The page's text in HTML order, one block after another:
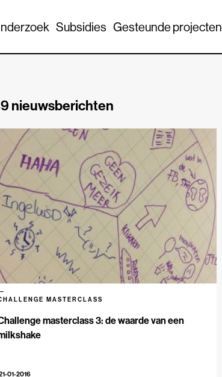
Subsidies Gesteunde projecten
nieuwsberichten
masterclass 3: de waarde van een
MASTERCLASS
01-2016